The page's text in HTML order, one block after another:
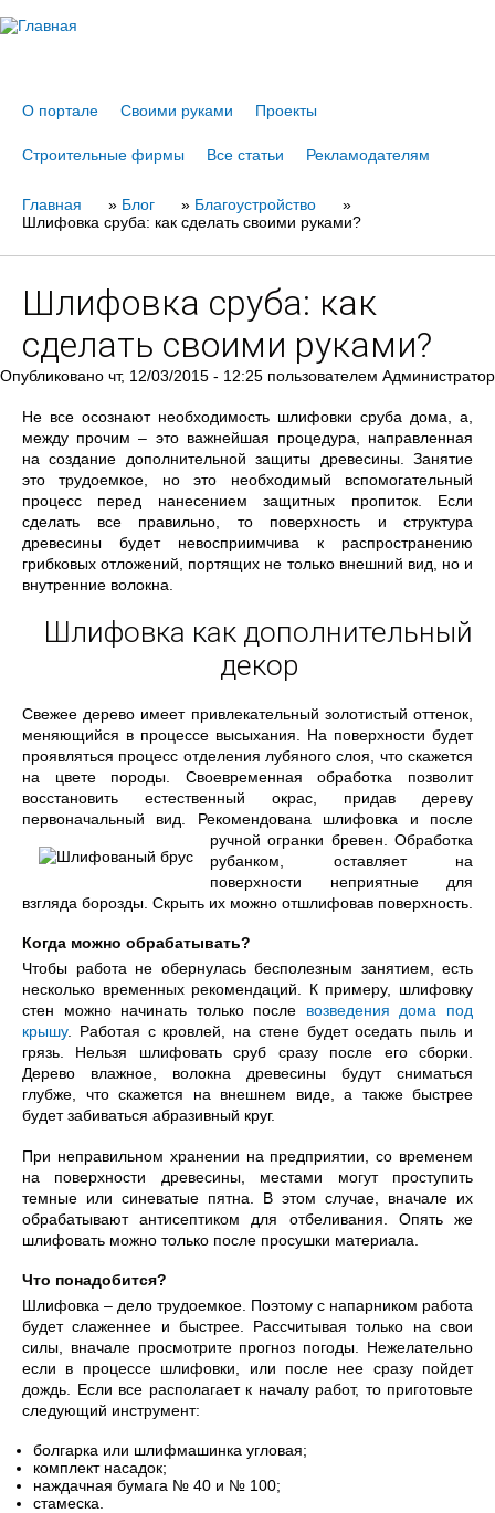
О портале Своими руками Проекты
Строительные фирмы Все статьи Рекламодателям
Вы
Главная » Блог » Благоустройство
»
Шлифовка сруба: как сделать своими руками?
Шлифовка сруба: как
сделать своими руками?
Опубликовано чт, 12/03/2015 - 12:25 пользователем Администратор
Не все осознают необходимость шлифовки сруба дома, а,
между прочим – это важнейшая процедура, направленная
на создание дополнительной защиты древесины. Занятие
это трудоемкое, но это необходимый вспомогательный
процесс перед нанесением защитных пропиток. Если
сделать все правильно, то поверхность и структура
древесины будет невосприимчива к распространению
грибковых отложений, портящих не только внешний вид, но и
внутренние волокна.
Шлифовка как дополнительный
декор
Свежее дерево имеет привлекательный золотистый оттенок,
меняющийся в процессе высыхания. На поверхности будет
проявляться процесс отделения лубяного слоя, что скажется
на цвете породы. Своевременная обработка позволит
восстановить естественный окрас, придав дереву
первоначальный вид. Рекомендована шлифовка и после
ручной огранки бревен. Обработка
рубанком, оставляет на
поверхности неприятные для
взгляда борозды. Скрыть их можно отшлифовав поверхность.
Когда можно обрабатывать?
Чтобы работа не обернулась бесполезным занятием, есть
несколько временных рекомендаций. К примеру, шлифовку
стен можно начинать только после возведения дома под
крышу. Работая с кровлей, на стене будет оседать пыль и
грязь. Нельзя шлифовать сруб сразу после его сборки.
Дерево влажное, волокна древесины будут сниматься
глубже, что скажется на внешнем виде, а также быстрее
будет забиваться абразивный круг.
При неправильном хранении на предприятии, со временем
на поверхности древесины, местами могут проступить
темные или синеватые пятна. В этом случае, вначале их
обрабатывают антисептиком для отбеливания. Опять же
шлифовать можно только после просушки материала.
Что понадобится?
Шлифовка – дело трудоемкое. Поэтому с напарником работа
будет слаженнее и быстрее. Рассчитывая только на свои
силы, вначале просмотрите прогноз погоды. Нежелательно
если в процессе шлифовки, или после нее сразу пойдет
дождь. Если все располагает к началу работ, то приготовьте
следующий инструмент:
болгарка или шлифмашинка угловая;
комплект насадок;
наждачная бумага № 40 и № 100;
стамеска.